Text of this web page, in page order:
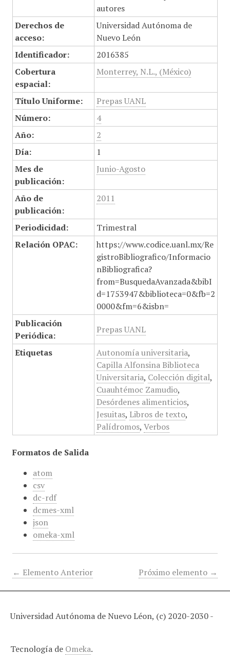
autores
Derechos de
acceso:
Universidad Autónoma de
Nuevo León
Identificador:
2016385
Cobertura
espacial:
Monterrey, N.L., (México)
Título Uniforme:
Prepas UANL
Número:
4
Año:
2
Día:
1
Mes de
publicación:
Junio-Agosto
Año de
publicación:
2011
Periodicidad:
Trimestral
Relación OPAC:
https://www.codice.uanl.mx/Re
gistroBibliografico/Informacio
nBibliografica?
from=BusquedaAvanzada&bibI
d=1753947&biblioteca=0&fb=2
0000&fm=6&isbn=
Publicación
Periódica:
Prepas UANL
Etiquetas Autonomía universitaria,
Capilla Alfonsina Biblioteca
Universitaria, Colección digital,
Cuauhtémoc Zamudio,
Desórdenes alimenticios,
Jesuitas, Libros de texto,
Palídromos, Verbos
Formatos de Salida
atom
csv
dc-rdf
dcmes-xml
json
omeka-xml
← Elemento Anterior Próximo elemento →
Universidad Autónoma de Nuevo Léon, (c) 2020-2030 -
Tecnología de Omeka.